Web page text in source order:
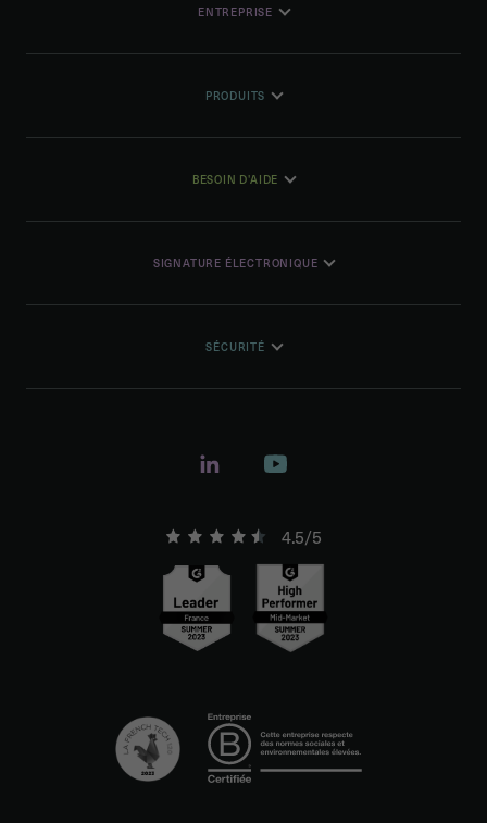
ENTREPRISE
PRODUITS
BESOIN D'AIDE
SIGNATURE ÉLECTRONIQUE
SÉCURITÉ
4.5/5